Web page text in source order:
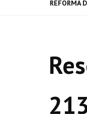
REFORMA